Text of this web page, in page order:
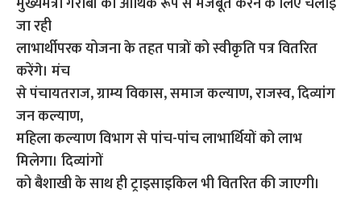
जा रही
लाभार्थीपरक योजना के तहत पात्रों को स्वीकृति पत्र वितरित
करेंगे। मंच
से पंचायतराज, ग्राम्य विकास, समाज कल्याण, राजस्व, दिव्यांग
जन कल्याण,
महिला कल्याण विभाग से पांच-पांच लाभार्थियों को लाभ
मिलेगा। दिव्यांगों
को बैशाखी के साथ ही ट्राइसाइकिल भी वितरित की जाएगी।